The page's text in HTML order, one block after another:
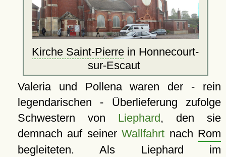
Kirche Saint-Pierre in Honnecourt-
sur-Escaut
Valeria und Pollena waren der - rein
legendarischen - Überlieferung zufolge
Schwestern von Liephard , den sie
demnach auf seinerWallfahrt nach Rom
begleiteten. Als Liephard im